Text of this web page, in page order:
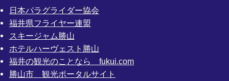
日本パラグライダー協会
福井県フライヤー連盟
スキージャム勝山
ホテルハーヴェスト勝山
福井の観光のことなら fukui.com
勝山市 観光ポータルサイト